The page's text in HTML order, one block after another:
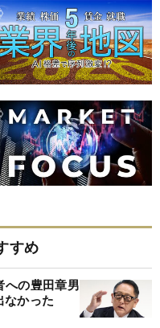
すめ
への豊田章男
なかった